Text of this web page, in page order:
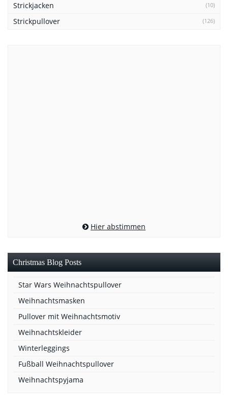
Strickjacken (10)
Strickpullover (126)
Hier abstimmen
Christmas Blog Posts
Star Wars Weihnachtspullover
Weihnachtsmasken
Pullover mit Weihnachtsmotiv
Weihnachtskleider
Winterleggings
Fußball Weihnachtspullover
Weihnachtspyjama